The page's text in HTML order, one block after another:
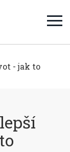
- jak to